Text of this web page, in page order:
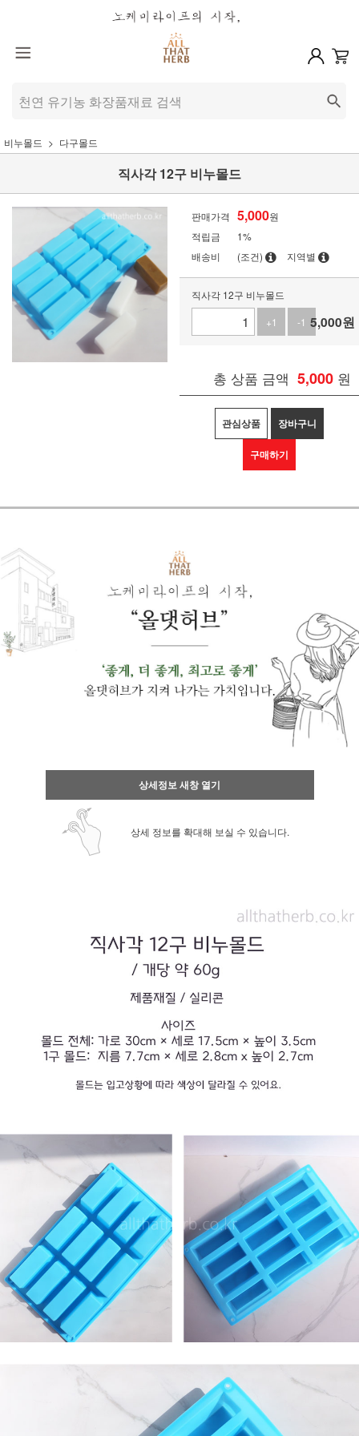
비누몰드 다구몰드
직사각 12구 비누몰드
판매가격 5,000원
적립금
1%
배송비
(조건) 지역별
직사각 12구 비누몰드
+1
-1 5,000원
총 상품 금액 5,000 원
관심상품 장바구니
구매하기
상세정보 새창 열기
상세 정보를 확대해 보실 수 있습니다.